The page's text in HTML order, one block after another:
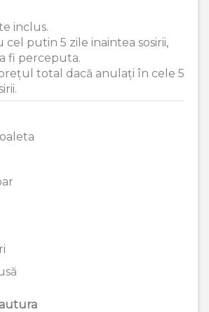
inclus.
cel putin 5 zile inaintea sosirii,
fi perceputa.
prețul total dacă anulați în cele 5